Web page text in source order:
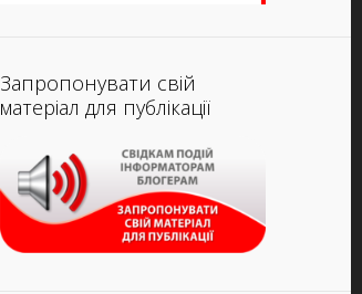
Запропонувати свій
матеріал для публікації